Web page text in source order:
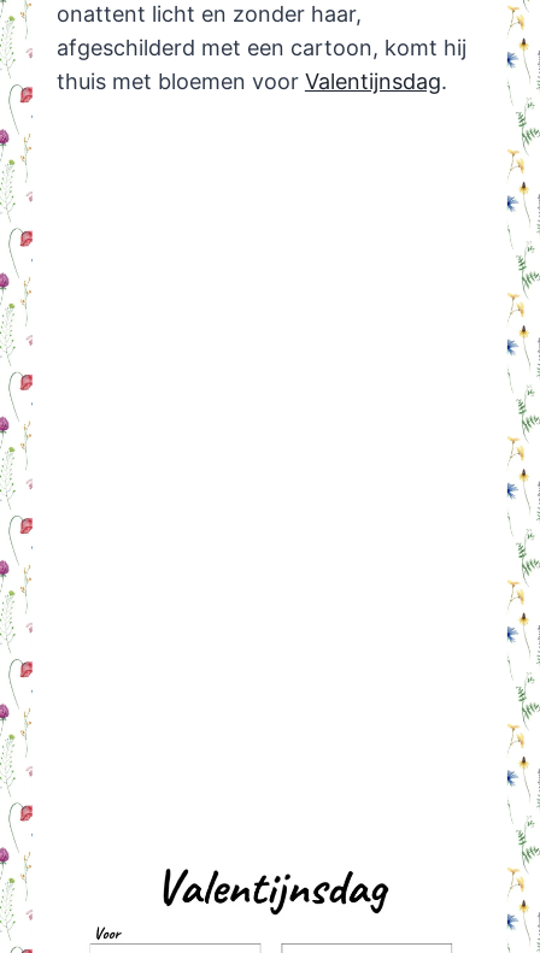
onattent licht en zonder haar,
afgeschilderd met een cartoon, komt hij
thuis met bloemen voor Valentijnsdag.